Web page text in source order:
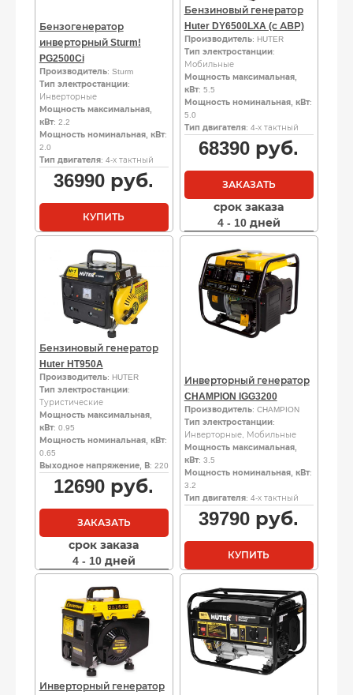
Бензогенератор
инверторный Sturm!
PG2500Ci
Производитель: Sturm
Тип электростанции:
Инверторные
Мощность максимальная,
кВт: 2.2
Мощность номинальная, кВт:
2.0
Тип двигателя: 4-х тактный
36990 руб.
КУПИТЬ
Бензиновый генератор
Huter DY6500LXA (с АВР)
Производитель: HUTER
Тип электростанции:
Мобильные
Мощность максимальная,
кВт: 5.5
Мощность номинальная, кВт:
5.0
Тип двигателя: 4-х тактный
68390 руб.
ЗАКАЗАТЬ
срок заказа
4 - 10 дней
Бензиновый генератор
Huter HT950A
Производитель: HUTER
Тип электростанции:
Туристические
Мощность максимальная,
кВт: 0.95
Мощность номинальная, кВт:
0.65
Выходное напряжение, В: 220
12690 руб.
ЗАКАЗАТЬ
срок заказа
4 - 10 дней
Инверторный генератор
CHAMPION IGG3200
Производитель: CHAMPION
Тип электростанции:
Инверторные, Мобильные
Мощность максимальная,
кВт: 3.5
Мощность номинальная, кВт:
3.2
Тип двигателя: 4-х тактный
39790 руб.
КУПИТЬ
Инверторный генератор